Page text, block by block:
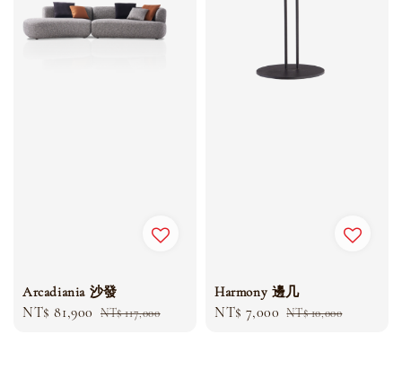
Arcadiania 沙發
Sale
NT$ 81,900 Regular
NT$ 117,000
Harmony 邊几
Sale
NT$ 7,000 Regular
NT$ 10,000